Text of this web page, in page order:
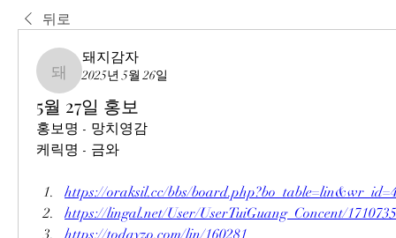
뒤로
돼지감자
돼지감자
2025년 5월 26일
5월 27일 홍보
홍보명 - 망치영감
케릭명 - 금와
https://oraksil.cc/bbs/
https://lingal.net/User/UserTuiGuang_Concent/1710735
https://todayzo.com/lin/160281